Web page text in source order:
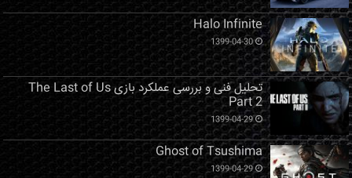
Halo Infinite
1399-04-30
تحلیل فنی و بررسی عملکرد بازی The Last of Us
Part 2
1399-04-29
Ghost of Tsushima
1399-04-29